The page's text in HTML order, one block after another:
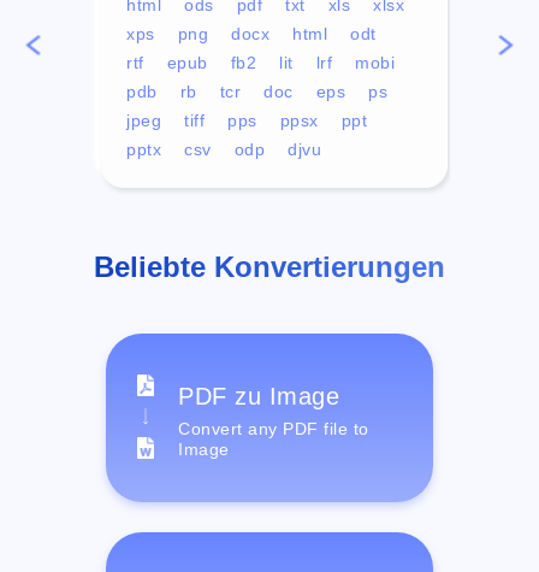
html ods pdf txt xls
xlsx
xps
png docx html
odt
rtf
epub fb2 lit lrf
mobi
pdb
rb tcr doc eps
ps
jpeg
tiff pps ppsx
ppt
pptx
csv odp djvu
mp4
Beliebte Konvertierungen
PDF zu Image
Convert any PDF file to
Image